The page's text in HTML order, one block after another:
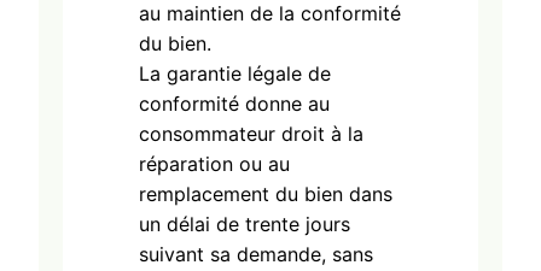
au maintien de la conformité
du bien.
La garantie légale de
conformité donne au
consommateur droit à la
réparation ou au
remplacement du bien dans
un délai de trente jours
suivant sa demande, sans